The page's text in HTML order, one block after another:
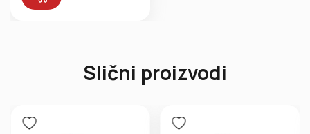
Slični proizvodi